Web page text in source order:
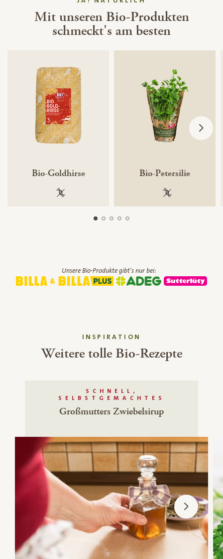
Mit unseren Bio-Produkten
schmeckt's am besten
Bio-Goldhirse
100 % gentechnikfrei
Bio-Petersilie
100 %
Unsere Bio-Produkte gibt's nur bei:
INSPIRATION
Weitere tolle Bio-Rezepte
SCHNELL,
SELBSTGEMACHTES
Großmutters Zwiebelsirup